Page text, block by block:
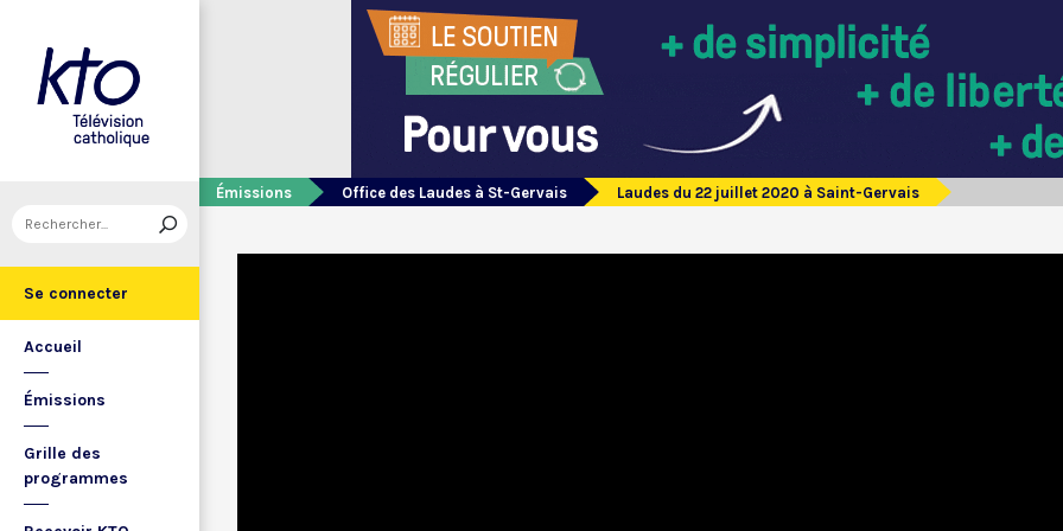
Se connecter
Accueil
Émissions
Grille des
programmes
Émissions Office des Laudes à St-Gervais Laudes du 22 juillet 2020 à Saint-Gervais